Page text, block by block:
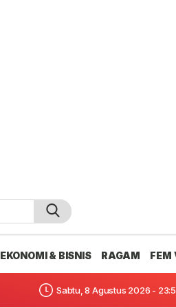
EKONOMI & BISNIS RAGAM FEM
Sabtu, 8 Agustus 2026 -